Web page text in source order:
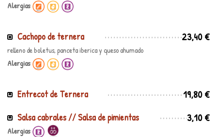
Alergias
Cachopo de ternera 23,40 €
relleno de boletus, panceta iberica y queso ahumado
Alergias
Entrecot de Ternera 19,80 €
Salsa cabrales // Salsa de pimientas 3,10 €
Alergias